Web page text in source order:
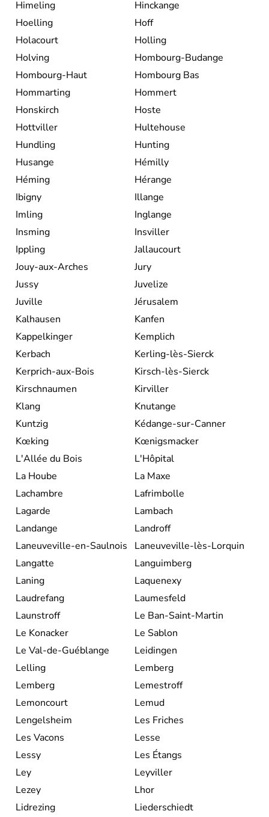
Himeling
Hinckange
Hoelling
Hoff
Holacourt
Holling
Holving
Hombourg-Budange
Hombourg-Haut
Hombourg Bas
Hommarting
Hommert
Honskirch
Hoste
Hottviller
Hultehouse
Hundling
Hunting
Husange
Hémilly
Héming
Hérange
Ibigny
Illange
Imling
Inglange
Insming
Insviller
Ippling
Jallaucourt
Jouy-aux-Arches
Jury
Jussy
Juvelize
Juville
Jérusalem
Kalhausen
Kanfen
Kappelkinger
Kemplich
Kerbach
Kerling-lès-Sierck
Kerprich-aux-Bois
Kirsch-lès-Sierck
Kirschnaumen
Kirviller
Klang
Knutange
Kuntzig
Kédange-sur-Canner
Kœking
Kœnigsmacker
L'Allée du Bois
L'Hôpital
La Hoube
La Maxe
Lachambre
Lafrimbolle
Lagarde
Lambach
Landange
Landroff
Laneuveville-en-Saulnois
Laneuveville-lès-Lorquin
Langatte
Languimberg
Laning
Laquenexy
Laudrefang
Laumesfeld
Launstroff
Le Ban-Saint-Martin
Le Konacker
Le Sablon
Le Val-de-Guéblange
Leidingen
Lelling
Lemberg
Lemberg
Lemestroff
Lemoncourt
Lemud
Lengelsheim
Les Friches
Les Vacons
Lesse
Lessy
Les Étangs
Ley
Leyviller
Lezey
Lhor
Lidrezing
Liederschiedt